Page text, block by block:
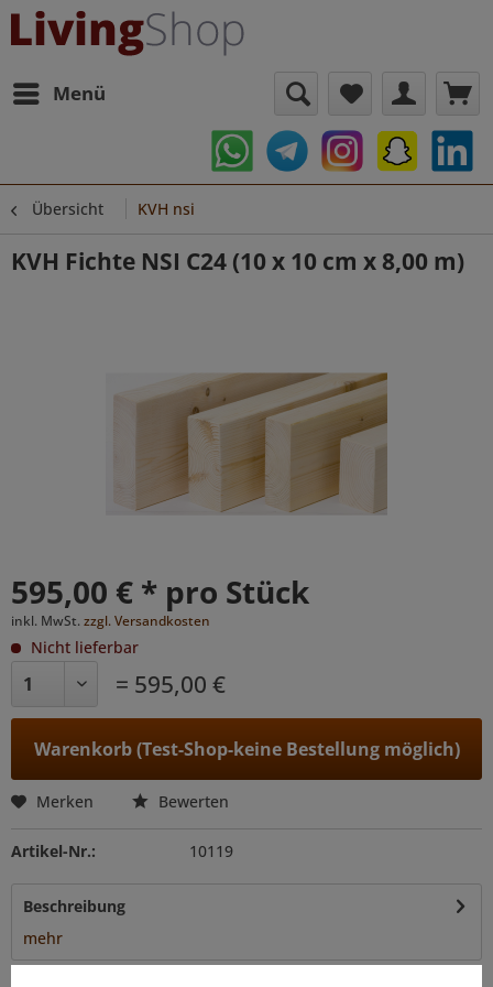
Menü
Übersicht KVH nsi
KVH Fichte NSI C24 (10 x 10 cm x 8,00 m)
595,00 € * pro Stück
inkl. MwSt. zzgl. Versandkosten
Nicht lieferbar
= 595,00 €
Warenkorb (Test-Shop-keine Bestellung möglich)
Merken Bewerten
Artikel-Nr.: 10119
Beschreibung
mehr